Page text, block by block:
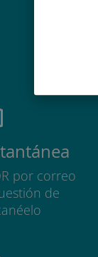
por correo
de